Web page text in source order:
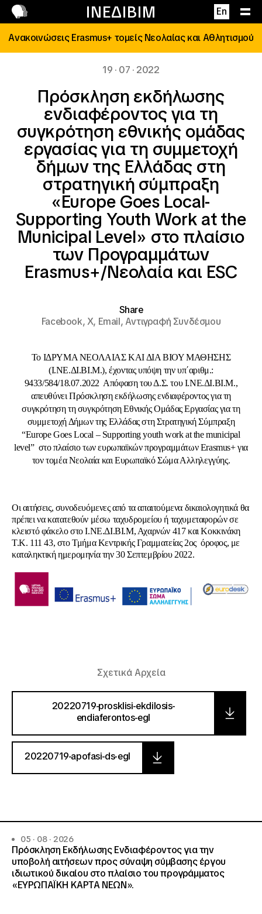
ΙΝΕΔΙΒΙΜ En
Επικοινωνία
Ανακοινώσεις Erasmus+ τομείς Νεολαίας και Αθλητισμού
19 · 07 · 2022
Πρόσκληση εκδήλωσης
ενδιαφέροντος για τη
συγκρότηση εθνικής ομάδας
εργασίας για τη συμμετοχή
δήμων της Ελλάδας στη
στρατηγική σύμπραξη
«Europe Goes Local-
Supporting Youth Work at the
Municipal Level» στο πλαίσιο
των Προγραμμάτων
Εrasmus+/Νεολαία και ESC
Share
Facebook,X, Email,Αντιγραφή Συνδέσμου
Το IΔΡΥΜΑ ΝΕΟΛΑΙΑΣ ΚΑΙ ΔΙΑ ΒΙΟΥ ΜΑΘΗΣΗΣ
(Ι.ΝΕ.ΔΙ.ΒΙ.Μ.), έχοντας υπόψη την υπ΄αριθμ.:
9433/584/18.07.2022 Απόφαση του Δ.Σ. του Ι.ΝΕ.ΔΙ.ΒΙ.Μ.,
απευθύνει Πρόσκληση εκδήλωσης ενδιαφέροντος για τη
συγκρότηση τη συγκρότηση Εθνικής Ομάδας Εργασίας για τη
συμμετοχή Δήμων της Ελλάδας στη Στρατηγική Σύμπραξη
“Europe Goes Local – Supporting youth work at the municipal
level” στο πλαίσιο των ευρωπαϊκών προγραμμάτων Erasmus+ για
τον τομέα Νεολαία και Ευρωπαϊκό Σώμα Αλληλεγγύης.
Οι αιτήσεις, συνοδευόμενες από τα απαιτούμενα δικαιολογητικά θα
πρέπει να κατατεθούν μέσω ταχυδρομείου ή ταχυμεταφορών σε
κλειστό φάκελο στο Ι.ΝΕ.ΔΙ.ΒΙ.Μ, Αχαρνών 417 και Κοκκινάκη
Τ.Κ. 111 43, στο Τμήμα Κεντρικής Γραμματείας 2ος όροφος, με
καταληκτική ημερομηνία την 30 Σεπτεμβρίου 2022.
Σχετικά Αρχεία
20220719-prosklisi-ekdilosis-
endiaferontos-egl
20220719-apofasi-ds-egl
05 · 08 · 2026
Πρόσκληση Εκδήλωσης Ενδιαφέροντος για την
υποβολή αιτήσεων προς σύναψη σύμβασης έργου
ιδιωτικού δικαίου στο πλαίσιο του προγράμματος
«ΕΥΡΩΠΑΪΚΗ ΚΑΡΤΑ ΝΕΩΝ».